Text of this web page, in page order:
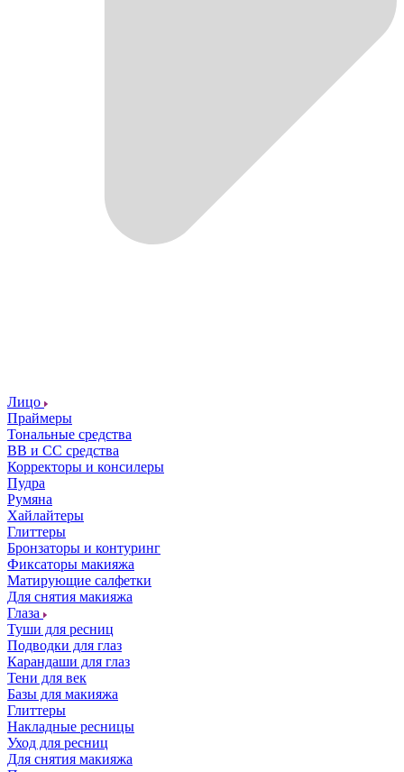
Лицо
Праймеры
Тональные средства
ВВ и СС средства
Корректоры и консилеры
Пудра
Румяна
Хайлайтеры
Глиттеры
Бронзаторы и контуринг
Фиксаторы макияжа
Матирующие салфетки
Для снятия макияжа
Глаза
Туши для ресниц
Подводки для глаз
Карандаши для глаз
Тени для век
Базы для макияжа
Глиттеры
Накладные ресницы
Уход для ресниц
Для снятия макияжа